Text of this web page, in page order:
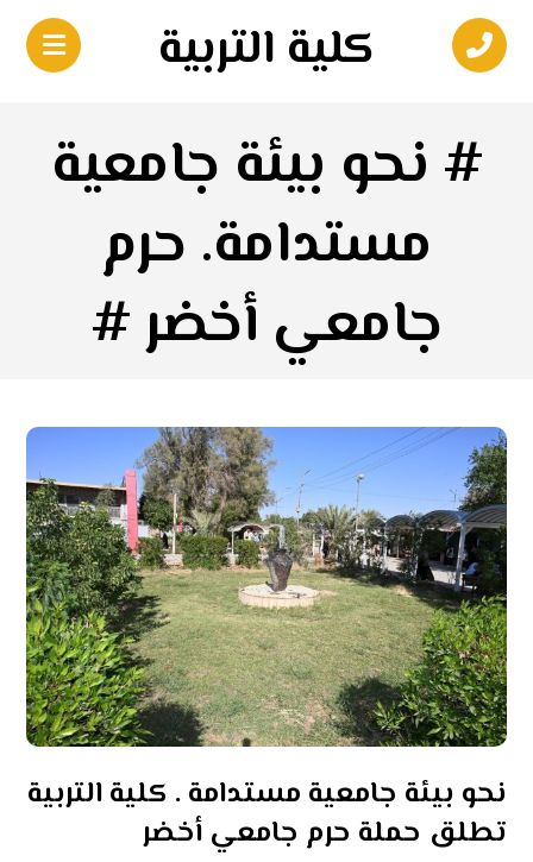
كلية التربية
# نحو بيئة جامعية
مستدامة. حرم
جامعي أخضر #
نحو بيئة جامعية مستدامة . كلية التربية
تطلق حملة حرم جامعي أخضر